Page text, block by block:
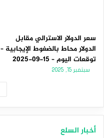
سعر الدولار الاسترالي مقابل
الدولار محاط بالضغوط الإيجابية –
توقعات اليوم – 15-09-2025
سبتمبر 15, 2025
أخبار السلع